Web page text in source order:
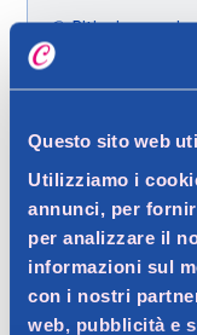
Questo sito web
Utilizziamo i
annunci, per
per analizzare il
informazioni sul
con i nostri
web, pubblicità e
Ritiro in
Dettagli
Descrizione
Ideale per